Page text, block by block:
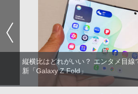
縦横比はどれがいい？ エンタメ目線
新「Galaxy Z Fold」